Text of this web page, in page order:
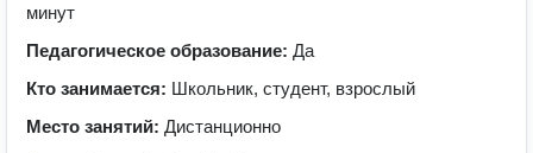
минут
Педагогическое образование: Да
Кто занимается: Школьник, студент, взрослый
Место занятий: Дистанционно